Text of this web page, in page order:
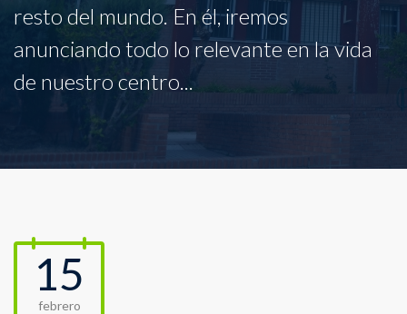
resto del mundo. En él, iremos
anunciando todo lo relevante en la vida
de nuestro centro...
15
febrero